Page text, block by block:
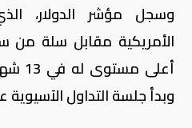
وسجل مؤشر ⁠الدولار،
الأمريكية ​مقابل سلة من
وبدأ ⁠جلسة التداول الآسيوية عند